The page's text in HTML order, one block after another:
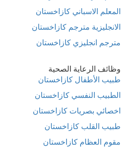
المعلم الاسباني كازاخستان
الانجليزية مترجم كازاخستان
مترجم انجليزي كازاخستان
وظائف الرعاية الصحية
طبيب الأطفال كازاخستان
الطبيب النفسي كازاخستان
اخصائي بصريات كازاخستان
طبيب القلب كازاخستان
مقوم العظام كازاخستان